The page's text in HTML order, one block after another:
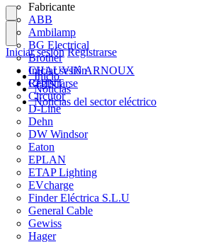
Fabricante
ABB
Ambilamp
BG Electrical
Brother
CHAUVIN ARNOUX
CHINT
Circutor
D-Line
Dehn
DW Windsor
Eaton
EPLAN
ETAP Lighting
EVcharge
Finder Eléctrica S.L.U
General Cable
Gewiss
Hager
Iniciar sesión
Registrarse
Iniciar sesión Registrarse
Inicio
Noticias
Noticias del sector eléctrico